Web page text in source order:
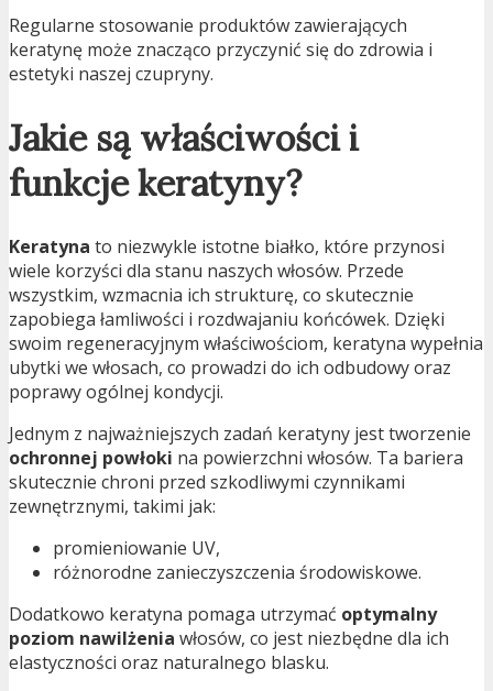
Regularne stosowanie produktów zawierających
keratynę może znacząco przyczynić się do zdrowia i
estetyki naszej czupryny.
Jakie są właściwości i
funkcje keratyny?
Keratyna to niezwykle istotne białko, które przynosi
wiele korzyści dla stanu naszych włosów. Przede
wszystkim, wzmacnia ich strukturę, co skutecznie
zapobiega łamliwości i rozdwajaniu końcówek. Dzięki
swoim regeneracyjnym właściwościom, keratyna wypełnia
ubytki we włosach, co prowadzi do ich odbudowy oraz
poprawy ogólnej kondycji.
Jednym z najważniejszych zadań keratyny jest tworzenie
ochronnej powłoki na powierzchni włosów. Ta bariera
skutecznie chroni przed szkodliwymi czynnikami
zewnętrznymi, takimi jak:
promieniowanie UV,
różnorodne zanieczyszczenia środowiskowe.
Dodatkowo keratyna pomaga utrzymać optymalny
poziom nawilżenia włosów, co jest niezbędne dla ich
elastyczności oraz naturalnego blasku.